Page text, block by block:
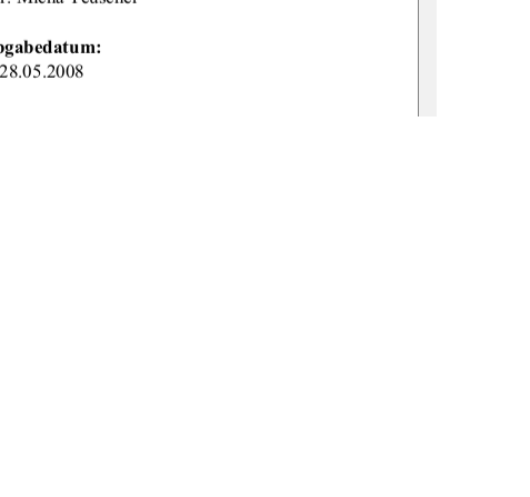
28.05.2008